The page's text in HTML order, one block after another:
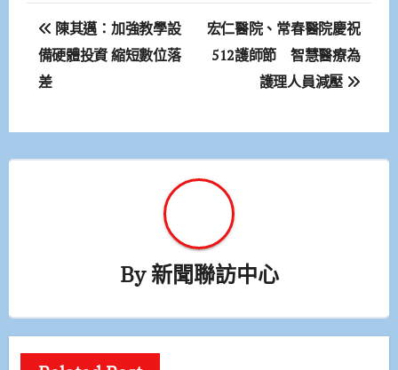
文
章
導
覽
陳其邁：加強教學設
備硬體投資 縮短數位落
差
宏仁醫院、常春醫院慶祝
512護師節 智慧醫療為
護理人員減壓
By新聞聯訪中心